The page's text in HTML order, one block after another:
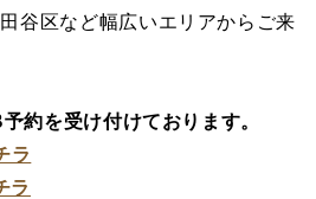
谷区など幅広いエリアからご来
約を受け付けております。
ラ
ラ